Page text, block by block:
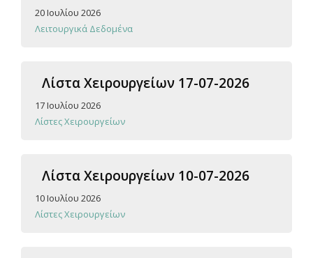
20 Ιουλίου 2026
Λειτουργικά Δεδομένα
Λίστα Χειρουργείων 17-07-2026
17 Ιουλίου 2026
Λίστες Χειρουργείων
Λίστα Χειρουργείων 10-07-2026
10 Ιουλίου 2026
Λίστες Χειρουργείων